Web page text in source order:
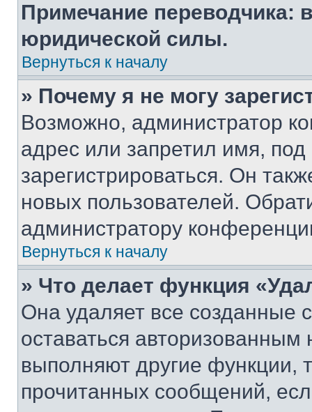
Примечание переводчика:
юридической силы.
Вернуться к началу
» Почему я не могу
Возможно, администратор
адрес или запретил имя,
зарегистрироваться. Он
новых пользователей.
администратору
Вернуться к началу
» Что делает функция
Она удаляет все созданные
оставаться
выполняют другие функции,
прочитанных сообщений,